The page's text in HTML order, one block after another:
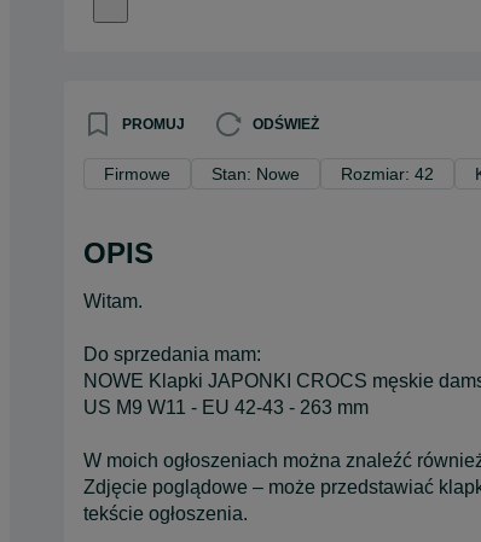
PROMUJ ODŚWIEŻ
Firmowe Stan: Nowe Rozmiar: 42
OPIS
Witam.
Do sprzedania mam:
NOWE Klapki JAPONKI CROCS męskie
US M9 W11 - EU 42-43 - 263 mm
W moich ogłoszeniach można znaleźć
Zdjęcie poglądowe – może przedstawiać
tekście ogłoszenia.